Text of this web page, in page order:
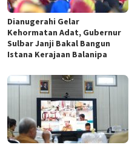
Dianugerahi Gelar
Kehormatan Adat, Gubernur
Sulbar Janji Bakal Bangun
Istana Kerajaan Balanipa